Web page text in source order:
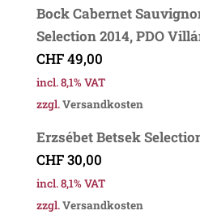
Bock Cabernet
Selection 2014, PDO
CHF49,00
incl. 8,1% VAT
zzgl.Versandkosten
Erzsébet Betsek
CHF30,00
incl. 8,1% VAT
zzgl.Versandkosten